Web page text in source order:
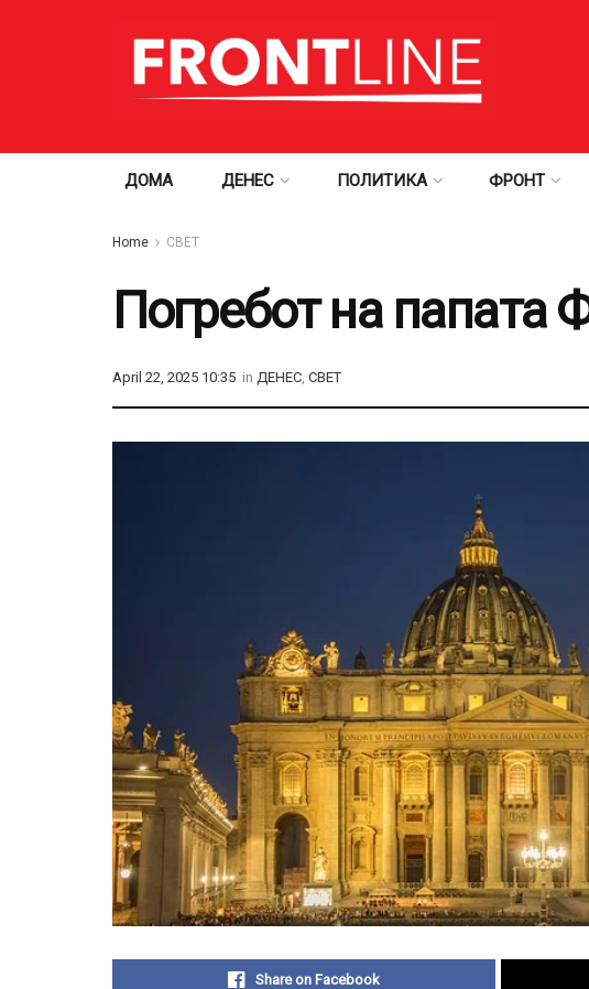
ДОМА ДЕНЕС ПОЛИТИКА ФРОНТ
Home СВЕТ
Погребот на папата
April 22, 2025 10:35 in ДЕНЕС, СВЕТ
Share on Facebook